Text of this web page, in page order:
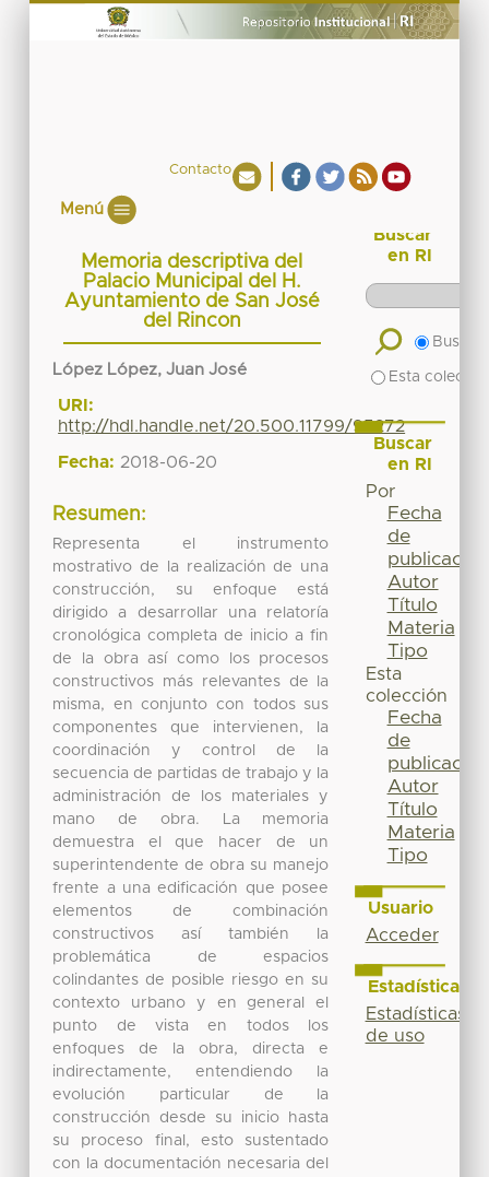
Contacto
Menú
Memoria descriptiva del
Palacio Municipal del H.
Ayuntamiento de San José
del Rincon
López López, Juan José
URI:
http://hdl.handle.net/20.500.11799/95272
Fecha: 2018-06-20
Resumen:
Representa el instrumento
mostrativo de la realización de una
construcción, su enfoque está
dirigido a desarrollar una relatoría
cronológica completa de inicio a fin
de la obra así como los procesos
constructivos más relevantes de la
misma, en conjunto con todos sus
componentes que intervienen, la
coordinación y control de la
secuencia de partidas de trabajo y la
administración de los materiales y
mano de obra. La memoria
demuestra el que hacer de un
superintendente de obra su manejo
frente a una edificación que posee
elementos de combinación
constructivos así también la
problemática de espacios
colindantes de posible riesgo en su
contexto urbano y en general el
punto de vista en todos los
enfoques de la obra, directa e
indirectamente, entendiendo la
evolución particular de la
construcción desde su inicio hasta
su proceso final, esto sustentado
con la documentación necesaria del
Buscar
en RI
Buscar
Esta
Buscar
en RI
Por
Fecha
de
publicación
Autor
Título
Materia
Tipo
Esta
colección
Fecha
de
publicación
Autor
Título
Materia
Tipo
Usuario
Acceder
Estadísticas
Estadísticas
de uso